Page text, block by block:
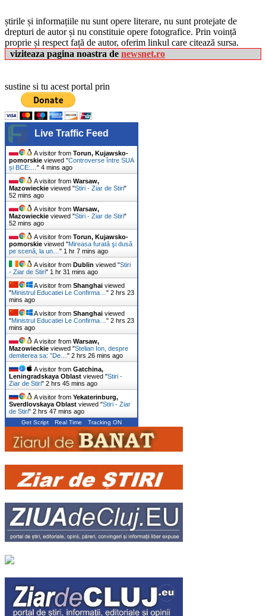
știrile și informațiile nu sunt opere literare, nu sunt protejate de
drepturi de autor și nu constituie opere fotografice. Prin voință
proprie și respect față de autor, oferim linkul care citează sursa.
viziteaza pagina noastra de newsnet.ro
sustine si tu acest portal prin
Live Traffic Feed
A visitor from Torun, Kujawsko-
pomorskie viewed "Controverse între SUA
și BCE:… " 4 mins ago
A visitor from Warsaw,
Mazowieckie viewed "Stiri - Ziar de Stiri"
52 mins ago
A visitor from Warsaw,
Mazowieckie viewed "Stiri - Ziar de Stiri"
52 mins ago
A visitor from Torun, Kujawsko-
pomorskie viewed "Mireasa furată şi dusă
pe scenă, la un… " 1 hr 7 mins ago
A visitor from Dublin viewed "Stiri
- Ziar de Stiri" 1 hr 31 mins ago
A visitor from Shanghai viewed
"Ministrul Educatiei Le Confirma… " 2 hrs 23
mins ago
A visitor from Shanghai viewed
"Ministrul Educatiei Le Confirma… " 2 hrs 23
mins ago
A visitor from Warsaw,
Mazowieckie viewed "Stelian Ion, despre
demiterea sa: ”De… " 2 hrs 26 mins ago
A visitor from Gatchina,
Leningradskaya Oblast viewed "Stiri -
Ziar de Stiri" 2 hrs 45 mins ago
A visitor from Yekaterinburg,
Sverdlovskaya Oblast viewed "Stiri - Ziar
de Stiri" 2 hrs 47 mins ago
Get Script Real Time Tracking ON